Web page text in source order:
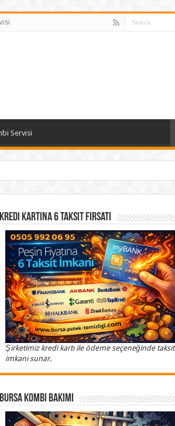
Servisi
Kredi Kartına 6 Taksit Fırsatı
Şirketimiz kredi kartı ile ödeme seçeneğinde taksit
imkanı sunar.
Bursa Kombi Bakımı